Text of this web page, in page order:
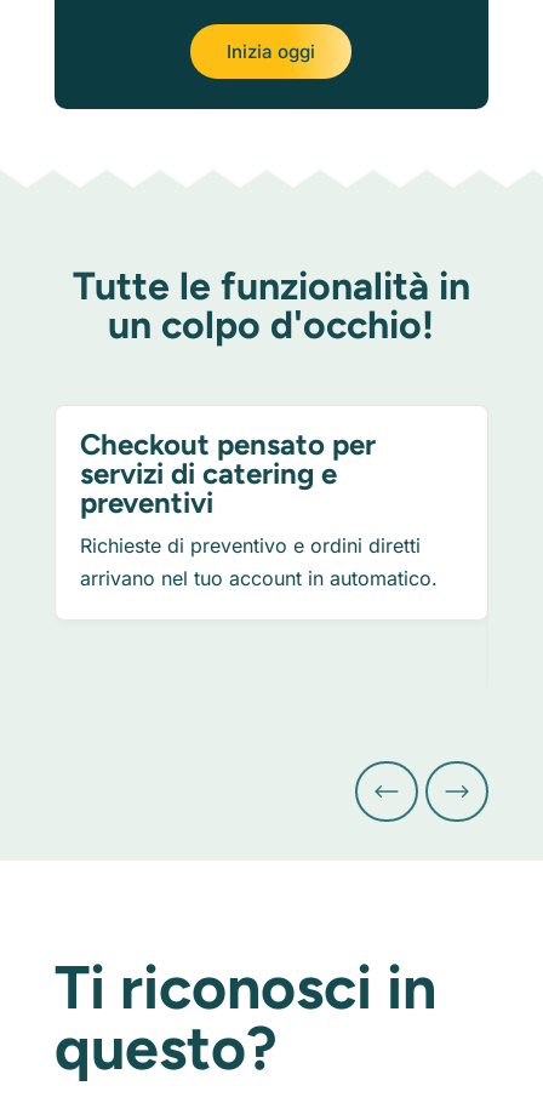
Inizia oggi
Tutte le funzionalità in
un colpo d'occhio!
Checkout pensato per
servizi di catering e
preventivi
Richieste di preventivo e ordini diretti
arrivano nel tuo account in automatico.
Ti riconosci in
questo?